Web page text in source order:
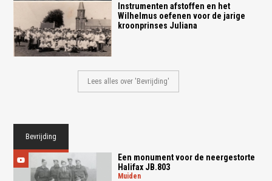
Instrumenten afstoffen en het
Wilhelmus oefenen voor de jarige
kroonprinses Juliana
Lees alles over 'Bevrijding'
Bevrijding
Een monument voor de neergestorte
Halifax JB.803
muiden